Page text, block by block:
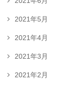
2021年5月
2021年4月
2021年3月
2021年2月